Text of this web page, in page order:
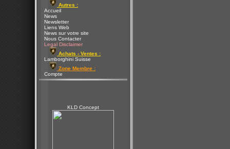
Autres :
Accueil
News
Newsletter
Liens Web
News sur votre site
Nous Contacter
Legal Disclaimer
Achats - Ventes :
Lamborghini Suisse
Zone Membre :
Compte
KLD Concept